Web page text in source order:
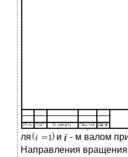
ля и
- м валом
Направления вращения